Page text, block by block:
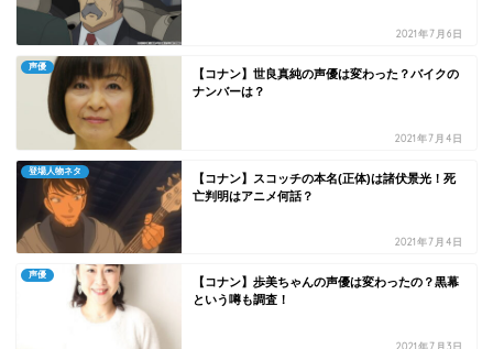
2021年7月6日
声優
【コナン】世良真純の声優は変わった？バイクの
ナンバーは？
2021年7月4日
登場人物ネタ
【コナン】スコッチの本名(正体)は諸伏景光！死
亡判明はアニメ何話？
2021年7月4日
声優
【コナン】歩美ちゃんの声優は変わったの？黒幕
という噂も調査！
2021年7月3日